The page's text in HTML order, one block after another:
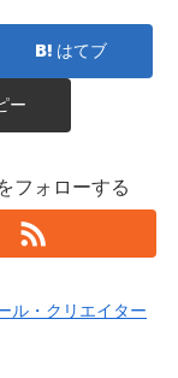
はてブ
ー
フォローする
ル・クリエイター